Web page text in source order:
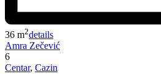
36 m2details
Amra Zečević
6
Centar, Cazin